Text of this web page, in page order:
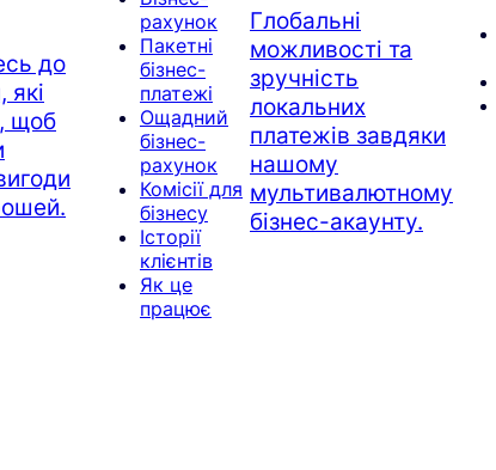
до
щоб
рахунок
Пакетні
бізнес-
платежі
Ощадний
бізнес-
рахунок
Комісії для
бізнесу
Історії
клієнтів
Як це
працює
Глобальні
можливості та
зручність
локальних
платежів завдяки
нашому
мультивалютному
бізнес-акаунту.